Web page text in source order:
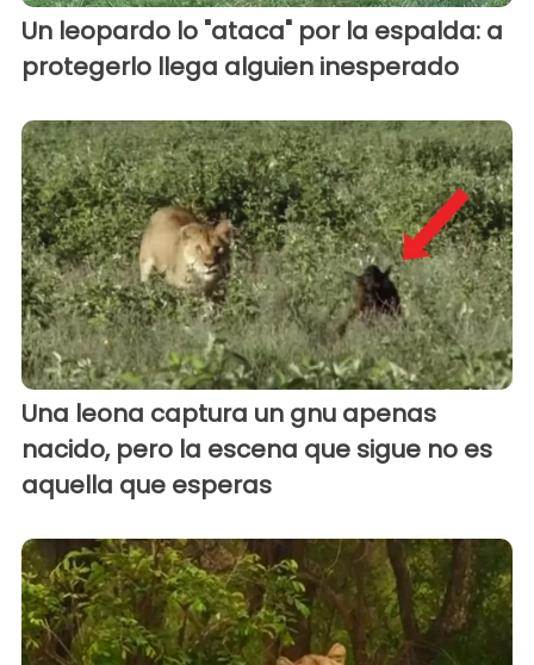
Un leopardo lo "ataca" por la espalda: a
protegerlo llega alguien inesperado
Una leona captura un gnu apenas
nacido, pero la escena que sigue no es
aquella que esperas